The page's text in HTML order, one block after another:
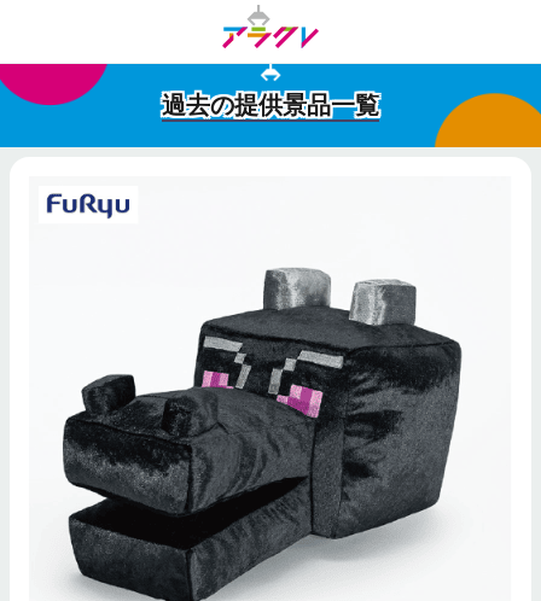
過去の提供景品一覧